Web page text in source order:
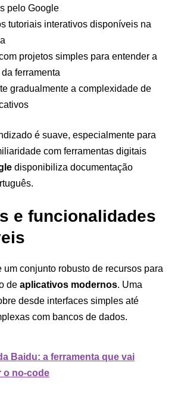
pelo Google
tutoriais interativos disponíveis na
projetos simples para entender a
ferramenta
gradualmente a complexidade de
é suave, especialmente para
com ferramentas digitais
disponibiliza documentação
e funcionalidades
um conjunto robusto de recursos para
de aplicativos modernos. Uma
desde interfaces simples até
com bancos de dados.
Baidu: a ferramenta que vai
o no-code